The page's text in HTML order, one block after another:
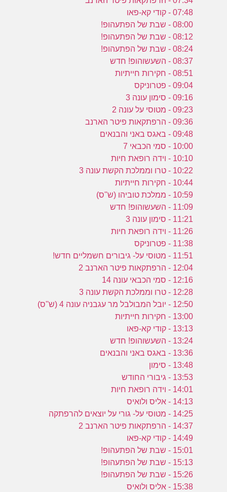
07:48 - קודי קא-פאו
08:00 - שבת של הפתעהופ!
08:12 - שבת של הפתעהופ!
08:24 - שבת של הפתעהופ!
08:37 - השעשוהופ! חדש
08:51 - חקירות חייתיות
09:04 - פטרוניקס
09:16 - סימון עונה 3
09:23 - מטוסי על עונה 2
09:36 - הרפתקאות פיטר הארנב
09:48 - באגס באני והבנאים
10:00 - סמי הכבאי 7
10:10 - וידה רופאת חיות
10:22 - טרו וממלכת הקשת עונה 3
10:44 - חקירות חייתיות
10:59 - ממלכת טוביהו (ש''ס)
11:09 - השעשוהופ! חדש
11:21 - סימון עונה 3
11:26 - וידה רופאת חיות
11:38 - פטרוניקס
11:51 - מטוסי על- גיבורים חשמליים חדש!
12:04 - הרפתקאות פיטר הארנב 2
12:16 - סמי הכבאי עונה 14
12:28 - טרו וממלכת הקשת עונה 3
12:50 - יובל המבולבל מר עגבניה עונה 4 (ש''ס)
13:00 - חקירות חייתיות
13:13 - קודי קא-פאו
13:24 - השעשוהופ! חדש
13:36 - באגס באני והבנאים
13:48 - סימון
13:53 - גיבורי החודש
14:01 - וידה רופאת חיות
14:13 - אליס ולואיס
14:25 - מטוסי על- גורי על יוצאים להרפתקה
14:37 - הרפתקאות פיטר הארנב 2
14:49 - קודי קא-פאו
15:01 - שבת של הפתעהופ!
15:13 - שבת של הפתעהופ!
15:26 - שבת של הפתעהופ!
15:38 - אליס ולואיס